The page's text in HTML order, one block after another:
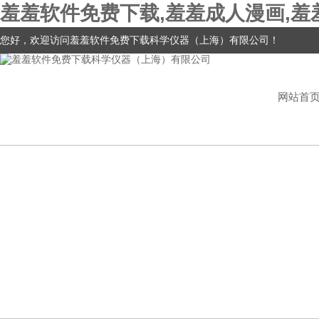
羞羞软件免费下载,羞羞成人漫画,
您好，欢迎访问羞羞软件免费下载科学仪器（上海）有限公司！
网站首